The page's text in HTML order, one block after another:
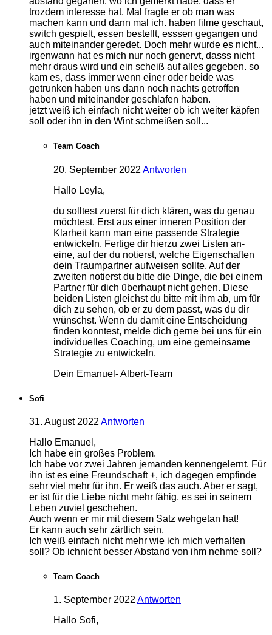
trozdem interesse hat. Mal fragte er ob man was
machen kann und dann mal ich. haben filme geschaut,
switch gespielt, essen bestellt, esssen gegangen und
auch miteinander geredet. Doch mehr wurde es nicht...
irgenwann hat es mich nur noch genervt, dasss nicht
mehr draus wird und ein scheiß auf alles gegeben. so
kam es, dass immer wenn einer oder beide was
getrunken haben uns dann noch nachts getroffen
haben und miteinander geschlafen haben.
jetzt weiß ich einfach nicht weiter ob ich weiter käpfen
soll oder ihn in den Wint schmeißen soll...
Team Coach
20. September 2022 Antworten
Hallo Leyla,
du solltest zuerst für dich klären, was du genau
möchtest. Erst aus einer inneren Position der
Klarheit kann man eine passende Strategie
entwickeln. Fertige dir hierzu zwei Listen an-
eine, auf der du notierst, welche Eigenschaften
dein Traumpartner aufweisen sollte. Auf der
zweiten notierst du bitte die Dinge, die bei einem
Partner für dich überhaupt nicht gehen. Diese
beiden Listen gleichst du bitte mit ihm ab, um für
dich zu sehen, ob er zu dem passt, was du dir
wünschst. Wenn du damit eine Entscheidung
finden konntest, melde dich gerne bei uns für ein
individuelles Coaching, um eine gemeinsame
Strategie zu entwickeln.
Dein Emanuel- Albert-Team
Sofi
31. August 2022 Antworten
Hallo Emanuel,
Ich habe ein großes Problem.
Ich habe vor zwei Jahren jemanden kennengelernt. Für
ihn ist es eine Freundschaft +, ich dagegen empfinde
sehr viel mehr für ihn. Er weiß das auch. Aber er sagt,
er ist für die Liebe nicht mehr fähig, es sei in seinem
Leben zuviel geschehen.
Auch wenn er mir mit diesem Satz wehgetan hat!
Er kann auch sehr zärtlich sein.
Ich weiß einfach nicht mehr wie ich mich verhalten
soll? Ob ichnicht besser Abstand von ihm nehme soll?
Team Coach
1. September 2022 Antworten
Hallo Sofi,